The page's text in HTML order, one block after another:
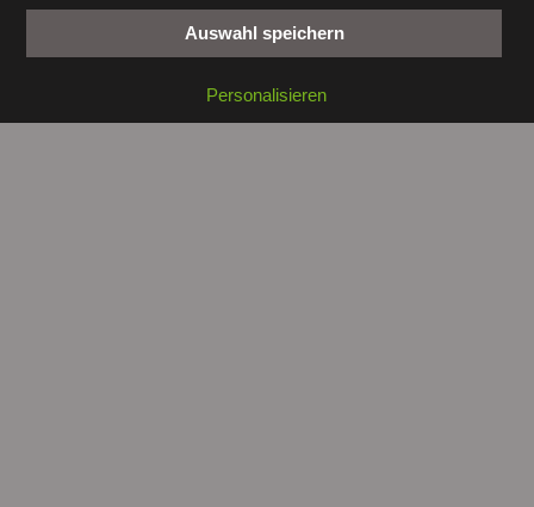
Auswahl speichern
Personalisieren